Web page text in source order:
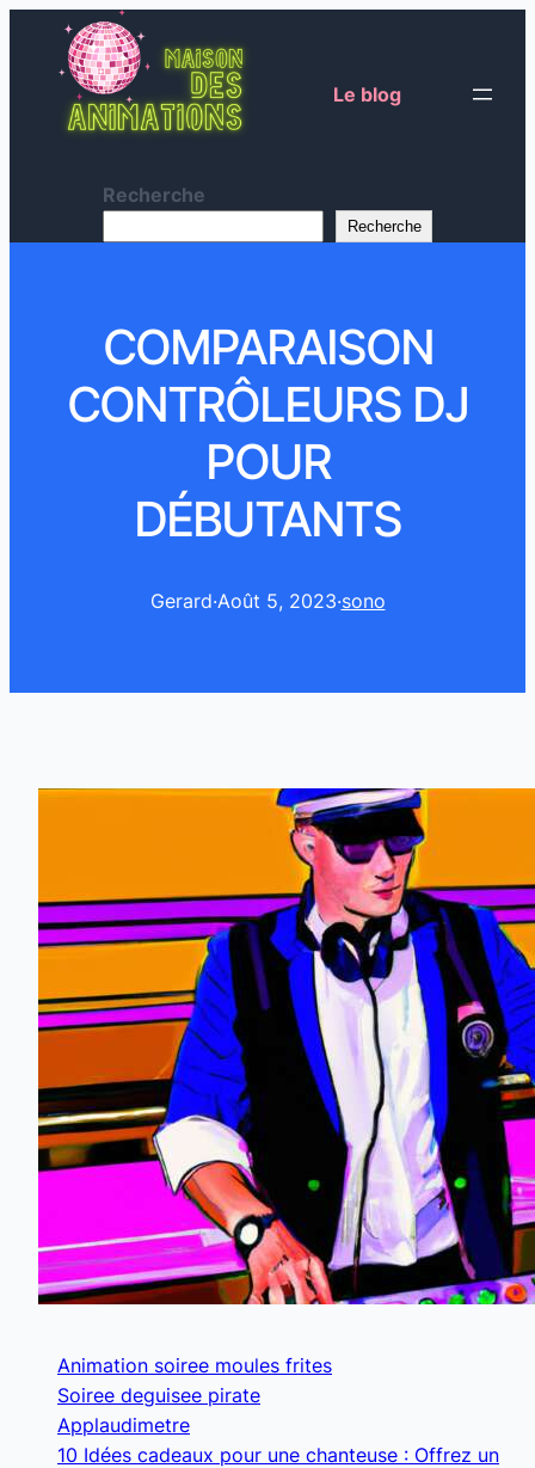
Le blog
Recherche
Recherche
COMPARAISON
CONTRÔLEURS DJ
POUR
DÉBUTANTS
Gerard·Août 5, 2023·sono
Animation soiree moules frites
Soiree deguisee pirate
Applaudimetre
10 Idées cadeaux pour une chanteuse : Offrez un